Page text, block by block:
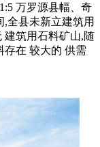
万罗源县幅、奇
全县未新立建筑用
建筑用石料矿山,随
存在 较大的 供需